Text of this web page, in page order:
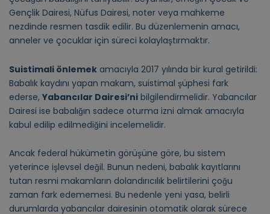
Gençlik Dairesi, Nüfus Dairesi, noter veya mahkeme
nezdinde resmen tasdik edilir. Bu düzenlemenin amacı,
anneler ve çocuklar için süreci kolaylaştırmaktır.
Suistimali önlemek amacıyla 2017 yılında bir kural getirildi:
Babalık kaydını yapan makam, suistimal şüphesi fark
ederse, Yabancılar Dairesi’ni bilgilendirmelidir. Yabancılar
Dairesi ise babalığın sadece oturma izni almak amacıyla
kabul edilip edilmediğini incelemelidir.
Ancak federal hükümetin görüşüne göre, bu sistem
yeterince işlevsel değil. Bunun nedeni, babalık kayıtlarını
tutan resmi makamların dolandırıcılık belirtilerini çoğu
zaman fark edememesi. Bu nedenle yeni yasa, belirli
durumlarda yabancılar dairesinin otomatik olarak sürece